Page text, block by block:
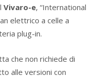
Vivaro-e, “International
elettrico a celle a
plug-in.
che non richiede di
alle versioni con